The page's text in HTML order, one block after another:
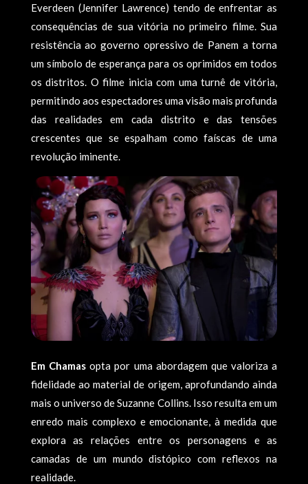
Everdeen (Jennifer Lawrence) tendo de enfrentar as
consequências de sua vitória no primeiro filme. Sua
resistência ao governo opressivo de Panem a torna
um símbolo de esperança para os oprimidos em todos
os distritos. O filme inicia com uma turnê de vitória,
permitindo aos espectadores uma visão mais profunda
das realidades em cada distrito e das tensões
crescentes que se espalham como faíscas de uma
revolução iminente.
Em Chamasopta por uma abordagem que valoriza a
fidelidade ao material de origem, aprofundando ainda
mais o universo de Suzanne Collins. Isso resulta em um
enredo mais complexo e emocionante, à medida que
explora as relações entre os personagens e as
camadas de um mundo distópico com reflexos na
realidade.